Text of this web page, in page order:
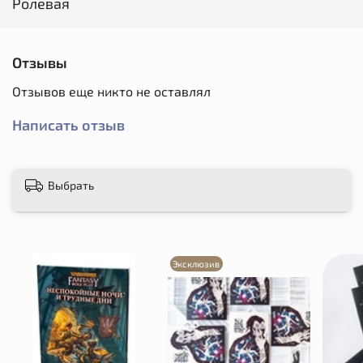
Отзывы
Отзывов еще никто не оставлял
Написать отзыв
Выбрать
Эксклюзив